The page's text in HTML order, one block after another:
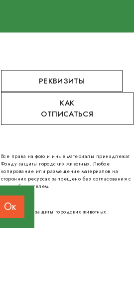
РЕКВИЗИТЫ
КАК
ОТПИСАТЬСЯ
Все права на фото и иные материалы принадлежат
Фонду защиты городских животных. Любое
копирование или размещение материалов на
сторонних ресурсах запрещено без согласования с
правообладателем.
© 2026 Фонд защиты городских животных
Ок